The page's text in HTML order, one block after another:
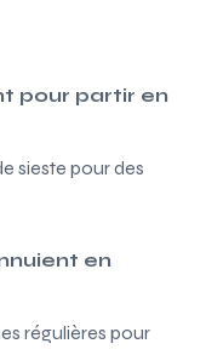
pour partir en
sieste pour des
en
régulières pour